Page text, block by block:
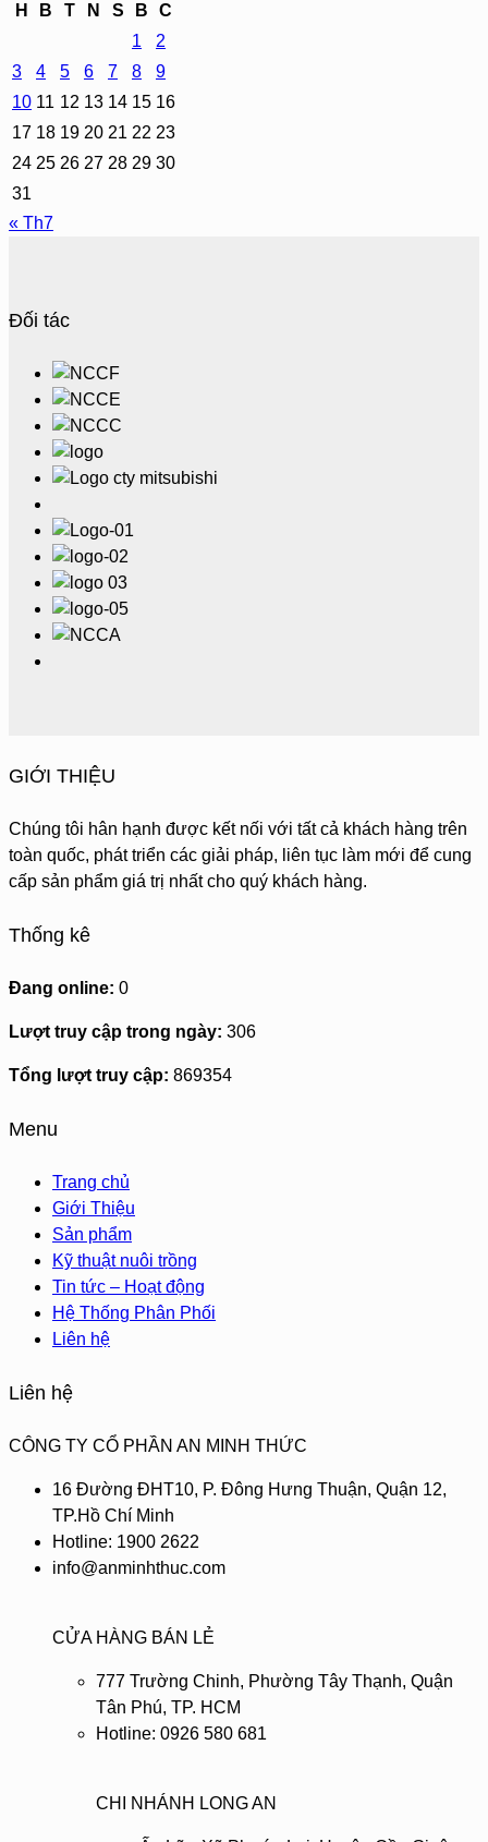
H
B T N S B
C
1
2
3
4 5 6 7 8
9
10 11 12 13 14 15 16
17 18 19 20 21 22 23
24 25 26 27 28 29 30
31
« Th7
Đối tác
GIỚI THIỆU
Chúng tôi hân hạnh được kết nối với tất cả khách hàng trên
toàn quốc, phát triển các giải pháp, liên tục làm mới để cung
cấp sản phẩm giá trị nhất cho quý khách hàng.
Thống kê
Đang online: 0
Lượt truy cập trong ngày: 306
Tổng lượt truy cập: 869354
Menu
Trang chủ
Giới Thiệu
Sản phẩm
Kỹ thuật nuôi trồng
Tin tức – Hoạt động
Hệ Thống Phân Phối
Liên hệ
Liên hệ
CÔNG TY CỔ PHẦN AN MINH THỨC
16 Đường ĐHT10, P. Đông Hưng Thuận, Quận 12,
TP.Hồ Chí Minh
Hotline: 1900 2622
info@anminhthuc.com
CỬA HÀNG BÁN LẺ
777 Trường Chinh, Phường Tây Thạnh, Quận
Tân Phú, TP. HCM
Hotline: 0926 580 681
CHI NHÁNH LONG AN